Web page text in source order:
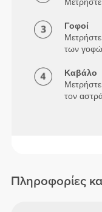
Γοφοί
των
Καβάλο
τον
Πληροφορίες